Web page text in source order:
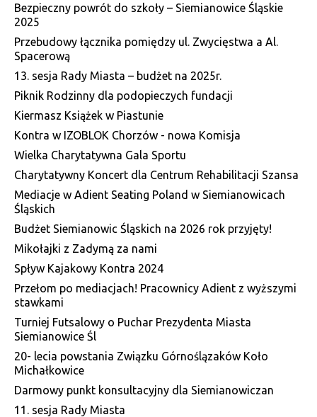
Bezpieczny powrót do szkoły – Siemianowice Śląskie
2025
Przebudowy łącznika pomiędzy ul. Zwycięstwa a Al.
Spacerową
13. sesja Rady Miasta – budżet na 2025r.
Piknik Rodzinny dla podopieczych fundacji
Kiermasz Książek w Piastunie
Kontra w IZOBLOK Chorzów - nowa Komisja
Wielka Charytatywna Gala Sportu
Charytatywny Koncert dla Centrum Rehabilitacji Szansa
Mediacje w Adient Seating Poland w Siemianowicach
Śląskich
Budżet Siemianowic Śląskich na 2026 rok przyjęty!
Mikołajki z Zadymą za nami
Spływ Kajakowy Kontra 2024
Przełom po mediacjach! Pracownicy Adient z wyższymi
stawkami
Turniej Futsalowy o Puchar Prezydenta Miasta
Siemianowice Śl
20- lecia powstania Związku Górnoślązaków Koło
Michałkowice
Darmowy punkt konsultacyjny dla Siemianowiczan
11. sesja Rady Miasta